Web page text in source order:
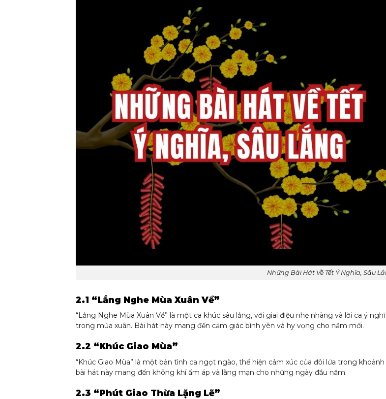
Những Bài Hát Về Tết Ý Nghĩa, Sâu
2.1 “Lắng Nghe Mùa Xuân Về”
“Lắng Nghe Mùa Xuân Về” là một ca khúc sâu lắng, với giai điệu nhẹ nhàng và lời ca ý
trong mùa xuân. Bài hát này mang đến cảm giác bình yên và hy vọng cho năm mới.
2.2 “Khúc Giao Mùa”
“Khúc Giao Mùa” là một bản tình ca ngọt ngào, thể hiện cảm xúc của đôi lứa trong
bài hát này mang đến không khí ấm áp và lãng mạn cho những ngày đầu năm.
2.3 “Phút Giao Thừa Lặng Lẽ”